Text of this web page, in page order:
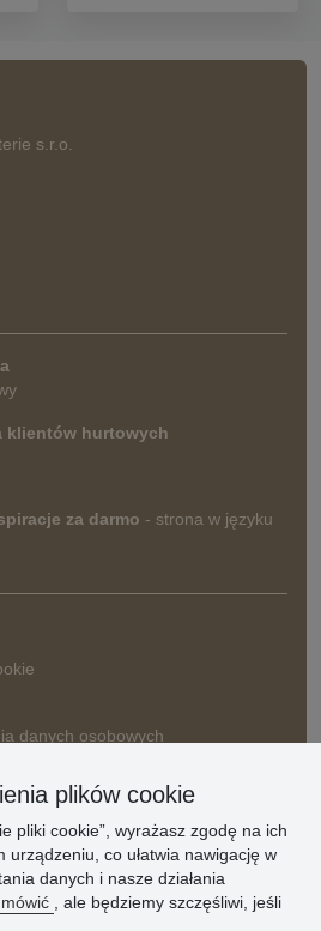
s.r.o.
klientów hurtowych
za darmo - strona w języku
danych osobowych
pytania
plików cookie
pliki cookie”, wyrażasz zgodę na ich
urządzeniu, co ułatwia nawigację w
danych i nasze działania
, ale będziemy szczęśliwi, jeśli